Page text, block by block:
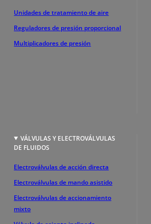
Unidades de tratamiento de aire
Reguladores de presión proporcional
Multiplicadores de presión
VÁLVULAS Y ELECTROVÁLVULAS
DE FLUIDOS
Electroválvulas de acción directa
Electroválvulas de mando asistido
Electroválvulas de accionamiento
mixto